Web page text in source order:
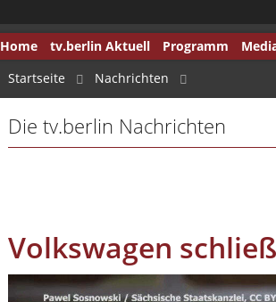
Home tv.berlin Aktuell Programm
Startseite
Nachrichten
Die tv.berlin Nachrichten
Volkswagen